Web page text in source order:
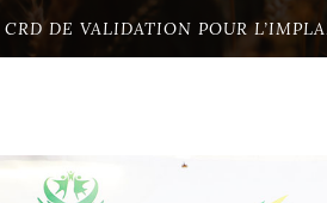
CRD DE VALIDATION POUR